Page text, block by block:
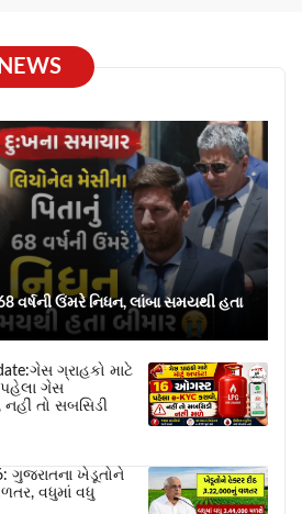
વર્ષની ઉંમરે નિધન, લાંબા સમયથી હતા
ગ્રાહકો માટે
ગેસ
નહીં તો સબસિડી
ગુજરાતના ખેડૂતોને
વધુમાં વધુ